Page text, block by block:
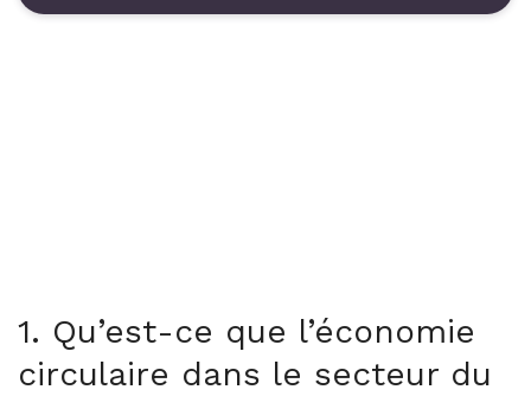
1. Qu’est-ce que l’économie
circulaire dans le secteur du